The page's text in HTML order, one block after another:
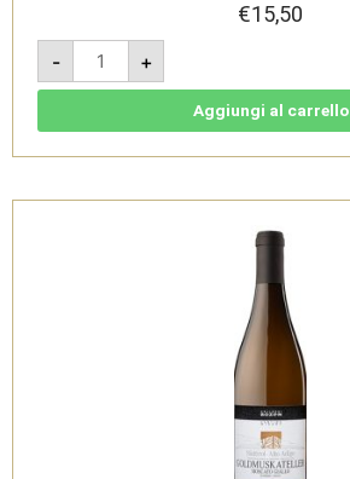
€15,50
-
Pinot
Grigio
2024
-
DOC
di
+
Aggiungi al carrello